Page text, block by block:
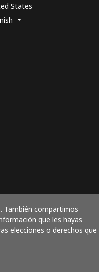
También compartimos
que les hayas
elecciones o derechos que
States